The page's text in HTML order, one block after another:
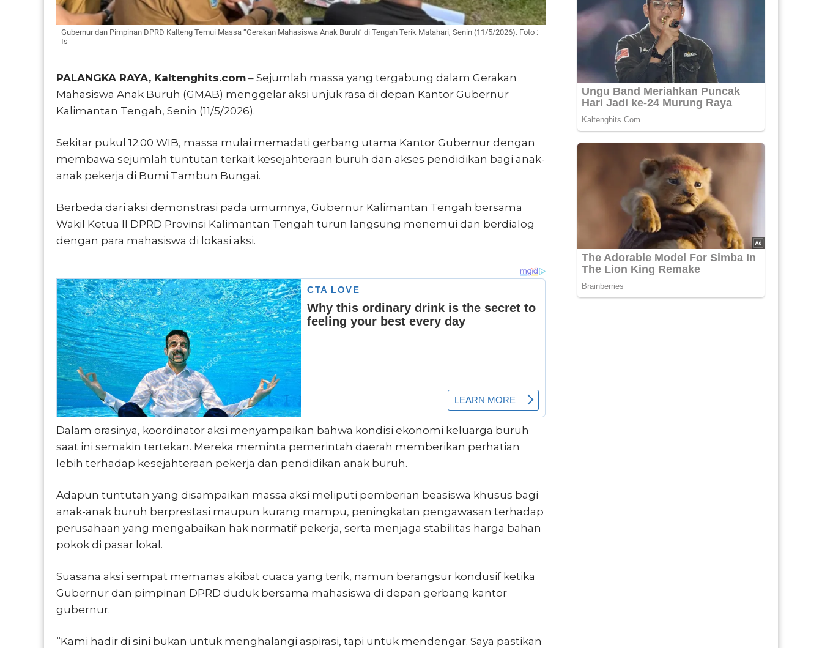
Gubernur dan Pimpinan DPRD Kalteng Temui Massa “Gerakan Mahasiswa Anak Buruh” di Tengah Terik Matahari, Senin (11/5/2026). Foto :
Is
PALANGKA RAYA, Kaltenghits.com – Sejumlah massa yang tergabung dalam Gerakan
Mahasiswa Anak Buruh (GMAB) menggelar aksi unjuk rasa di depan Kantor Gubernur
Kalimantan Tengah, Senin (11/5/2026).
Sekitar pukul 12.00 WIB, massa mulai memadati gerbang utama Kantor Gubernur dengan
membawa sejumlah tuntutan terkait kesejahteraan buruh dan akses pendidikan bagi anak-
anak pekerja di Bumi Tambun Bungai.
Berbeda dari aksi demonstrasi pada umumnya, Gubernur Kalimantan Tengah bersama
Wakil Ketua II DPRD Provinsi Kalimantan Tengah turun langsung menemui dan berdialog
dengan para mahasiswa di lokasi aksi.
Dalam orasinya, koordinator aksi menyampaikan bahwa kondisi ekonomi keluarga buruh
saat ini semakin tertekan. Mereka meminta pemerintah daerah memberikan perhatian
lebih terhadap kesejahteraan pekerja dan pendidikan anak buruh.
Adapun tuntutan yang disampaikan massa aksi meliputi pemberian beasiswa khusus bagi
anak-anak buruh berprestasi maupun kurang mampu, peningkatan pengawasan terhadap
perusahaan yang mengabaikan hak normatif pekerja, serta menjaga stabilitas harga bahan
pokok di pasar lokal.
Suasana aksi sempat memanas akibat cuaca yang terik, namun berangsur kondusif ketika
Gubernur dan pimpinan DPRD duduk bersama mahasiswa di depan gerbang kantor
gubernur.
“Kami hadir di sini bukan untuk menghalangi aspirasi, tapi untuk mendengar. Saya pastikan